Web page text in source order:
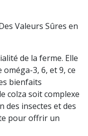
Valeurs Sûres en
de la ferme. Elle
3, 6, et 9, ce
bienfaits
colza soit complexe
des insectes et des
pour offrir un